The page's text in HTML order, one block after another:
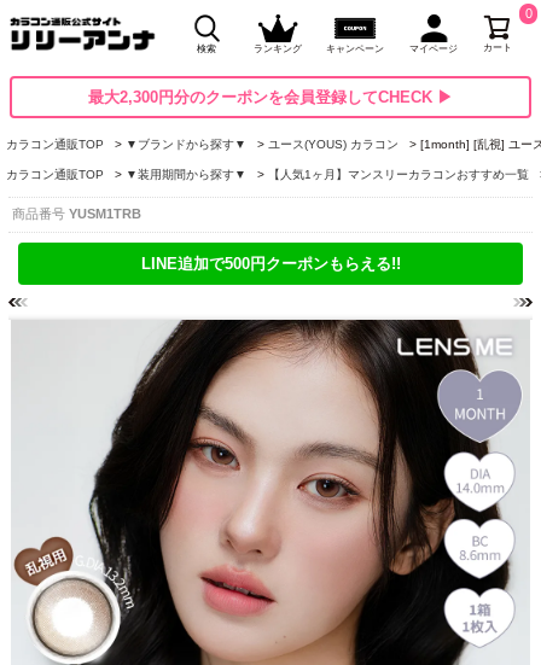
検索 ランキング キャンペーン マイページ カート
0
最大2,300円分のクーポンを会員登録してCHECK ▶
カラコン通販TOP ▼ブランドから探す▼ ユース(YOUS) カラコン [1month] [乱視] ユー
カラコン通販TOP ▼装用期間から探す▼ 【人気1ヶ月】マンスリーカラコンおすすめ一覧
商品番号 YUSM1TRB
LINE追加で500円クーポンもらえる!!